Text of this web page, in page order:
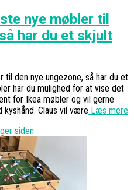
nye møbler til
har du et skjult
den nye ungezone, så har du et
har du mulighed for at vise det
for Ikea møbler og vil gerne
Claus vil være Læs mere
siden